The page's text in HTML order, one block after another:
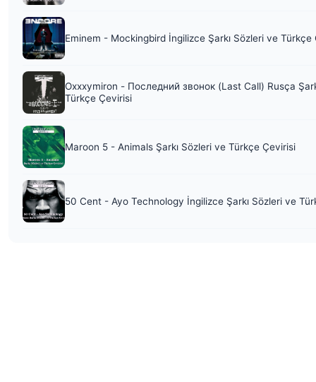
Eminem - Mockingbird İngilizce Şarkı Sözleri ve Türkçe
Oxxxymiron - Последний звонок (Last Call) Rusça
Türkçe Çevirisi
Maroon 5 - Animals Şarkı Sözleri ve Türkçe Çevirisi
50 Cent - Ayo Technology İngilizce Şarkı Sözleri ve